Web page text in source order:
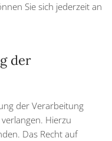
Sie sich jederzeit an
der
der Verarbeitung
Hierzu
Das Recht auf